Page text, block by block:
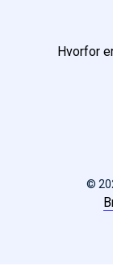
Hvorfor
©